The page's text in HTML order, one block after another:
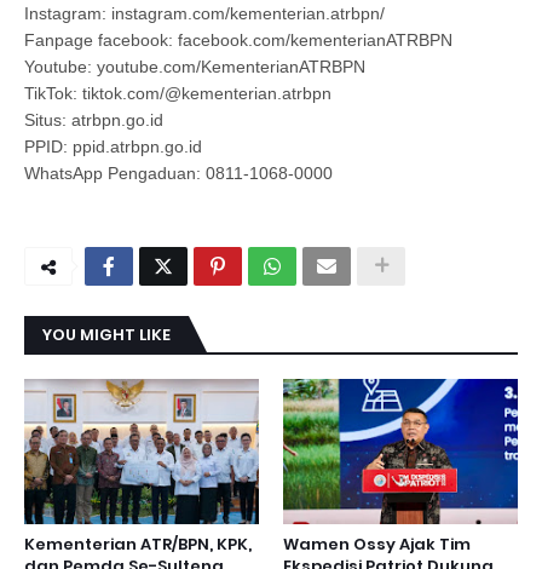
Instagram: instagram.com/kementerian.atrbpn/
Fanpage facebook: facebook.com/kementerianATRBPN
Youtube: youtube.com/KementerianATRBPN
TikTok: tiktok.com/@kementerian.atrbpn
Situs: atrbpn.go.id
PPID: ppid.atrbpn.go.id
WhatsApp Pengaduan: 0811-1068-0000
YOU MIGHT LIKE
Kementerian ATR/BPN, KPK,
Wamen Ossy Ajak Tim